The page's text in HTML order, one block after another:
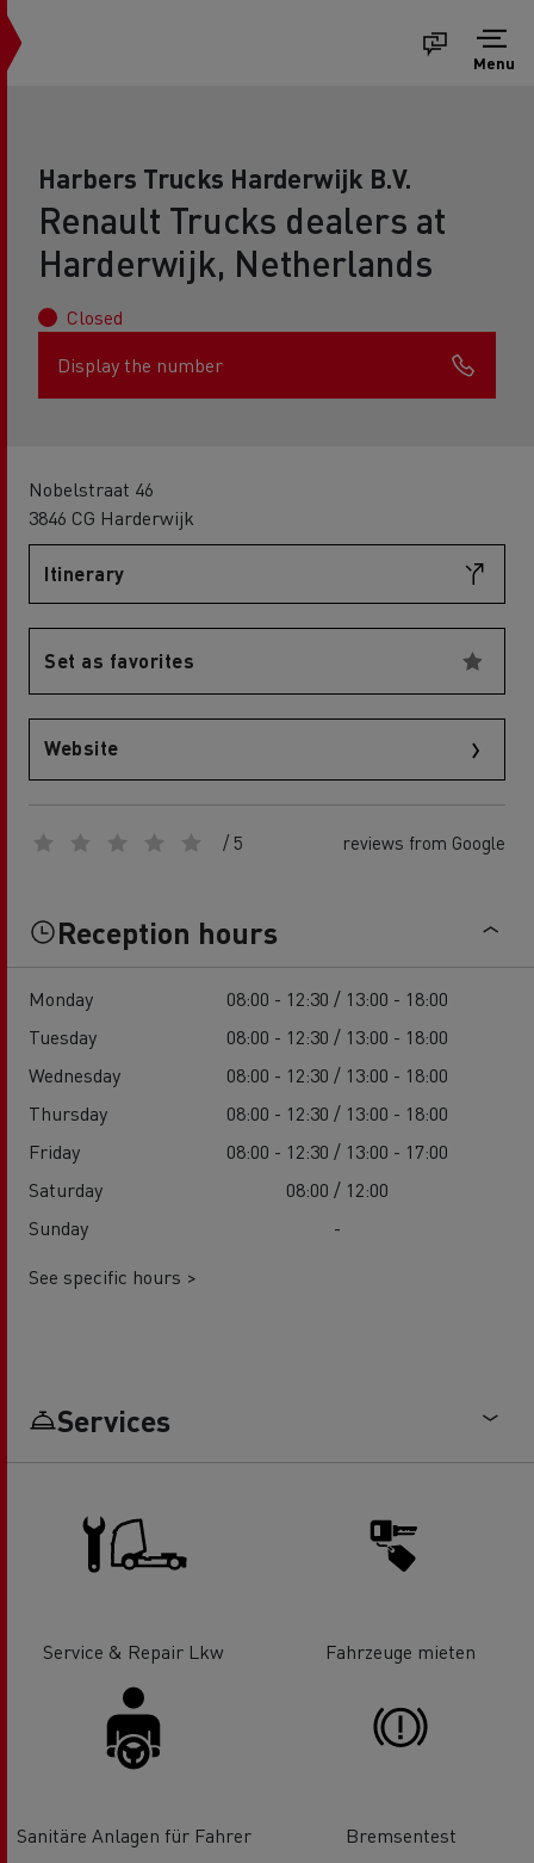
Menu
Harbers Trucks Harderwijk B.V.
Renault Trucks dealers at
Harderwijk, Netherlands
Closed
Display the number
Nobelstraat 46
3846 CG Harderwijk
Itinerary
Set as favorites
Website
/ 5 reviews from Google
Reception hours
Monday
08:00 - 12:30 / 13:00 - 18:00
Tuesday
08:00 - 12:30 / 13:00 - 18:00
Wednesday
08:00 - 12:30 / 13:00 - 18:00
Thursday
08:00 - 12:30 / 13:00 - 18:00
Friday
08:00 - 12:30 / 13:00 - 17:00
Saturday
08:00 / 12:00
Sunday
-
See specific hours >
Services
Service & Repair Lkw Fahrzeuge mieten
Sanitäre Anlagen für Fahrer Bremsentest